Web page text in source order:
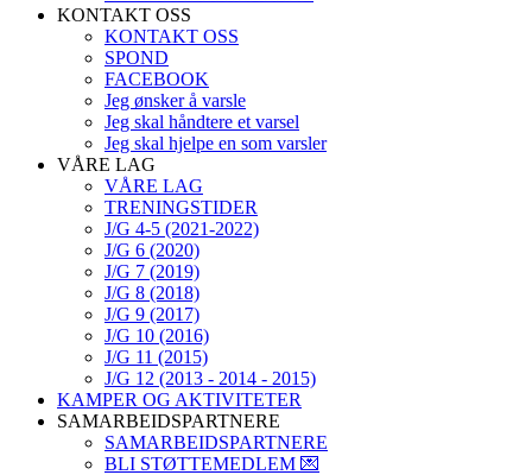
KONTAKT OSS
KONTAKT OSS
SPOND
FACEBOOK
Jeg ønsker å varsle
Jeg skal håndtere et varsel
Jeg skal hjelpe en som varsler
VÅRE LAG
VÅRE LAG
TRENINGSTIDER
J/G 4-5 (2021-2022)
J/G 6 (2020)
J/G 7 (2019)
J/G 8 (2018)
J/G 9 (2017)
J/G 10 (2016)
J/G 11 (2015)
J/G 12 (2013 - 2014 - 2015)
KAMPER OG AKTIVITETER
SAMARBEIDSPARTNERE
SAMARBEIDSPARTNERE
BLI STØTTEMEDLEM 💌